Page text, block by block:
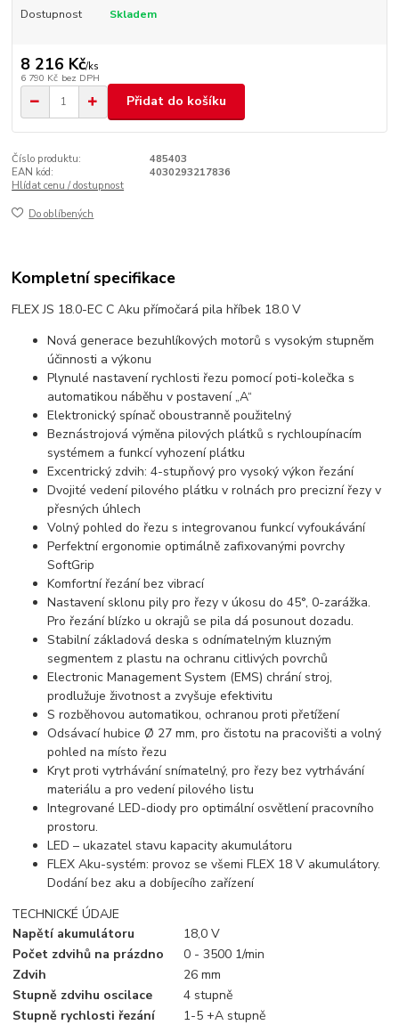
Dostupnost Skladem
8 216 Kč/ks
6 790 Kč bez DPH
Přidat do košíku
Číslo produktu:
485403
EAN kód:
4030293217836
Hlídat cenu / dostupnost
Do oblíbených
Kompletní specifikace
FLEX JS 18.0-EC C Aku přímočará pila hříbek 18.0 V
Nová generace bezuhlíkových motorů s vysokým stupněm
účinnosti a výkonu
Plynulé nastavení rychlosti řezu pomocí poti-kolečka s
automatikou náběhu v postavení „A“
Elektronický spínač oboustranně použitelný
Beznástrojová výměna pilových plátků s rychloupínacím
systémem a funkcí vyhození plátku
Excentrický zdvih: 4-stupňový pro vysoký výkon řezání
Dvojité vedení pilového plátku v rolnách pro precizní řezy v
přesných úhlech
Volný pohled do řezu s integrovanou funkcí vyfoukávání
Perfektní ergonomie optimálně zafixovanými povrchy
SoftGrip
Komfortní řezání bez vibrací
Nastavení sklonu pily pro řezy v úkosu do 45°, 0-zarážka.
Pro řezání blízko u okrajů se pila dá posunout dozadu.
Stabilní základová deska s odnímatelným kluzným
segmentem z plastu na ochranu citlivých povrchů
Electronic Management System (EMS) chrání stroj,
prodlužuje životnost a zvyšuje efektivitu
S rozběhovou automatikou, ochranou proti přetížení
Odsávací hubice Ø 27 mm, pro čistotu na pracovišti a volný
pohled na místo řezu
Kryt proti vytrhávání snímatelný, pro řezy bez vytrhávání
materiálu a pro vedení pilového listu
Integrované LED-diody pro optimální osvětlení pracovního
prostoru.
LED – ukazatel stavu kapacity akumulátoru
FLEX Aku-systém: provoz se všemi FLEX 18 V akumulátory.
Dodání bez aku a dobíjecího zařízení
TECHNICKÉ ÚDAJE
Napětí akumulátoru
18,0 V
Počet zdvihů na prázdno
0 - 3500 1/min
Zdvih
26 mm
Stupně zdvihu oscilace
4 stupně
Stupně rychlosti řezání
1-5 +A stupně